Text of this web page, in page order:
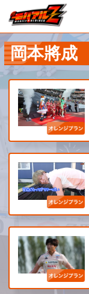
岡本將成